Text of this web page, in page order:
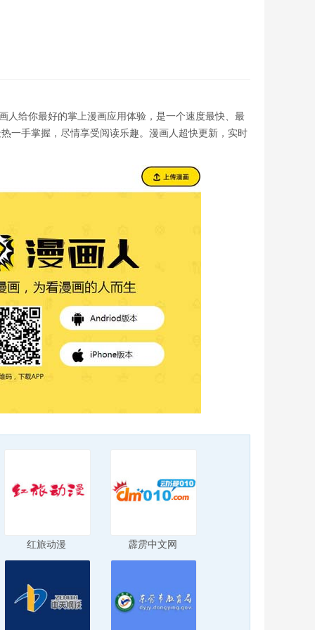
人给你最好的掌上漫画应用体验，是一个速度最快、最
一手掌握，尽情享受阅读乐趣。漫画人超快更新，实时
红旅动漫 霹雳中文网